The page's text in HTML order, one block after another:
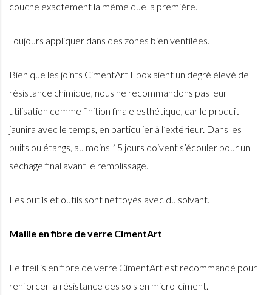
couche exactement la même que la première.
Toujours appliquer dans des zones bien ventilées.
Bien que les joints CimentArt Epox aient un degré élevé de
résistance chimique, nous ne recommandons pas leur
utilisation comme finition finale esthétique, car le produit
jaunira avec le temps, en particulier à l’extérieur. Dans les
puits ou étangs, au moins 15 jours doivent s’écouler pour un
séchage final avant le remplissage.
Les outils et outils sont nettoyés avec du solvant.
Maille en fibre de verre CimentArt
Le treillis en fibre de verre CimentArt est recommandé pour
renforcer la résistance des sols en micro-ciment.